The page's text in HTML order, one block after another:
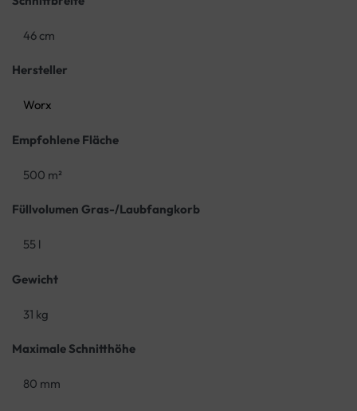
46 cm
Hersteller
Worx
Empfohlene Fläche
500 m²
Füllvolumen Gras-/Laubfangkorb
55 l
Gewicht
31 kg
Maximale Schnitthöhe
80 mm